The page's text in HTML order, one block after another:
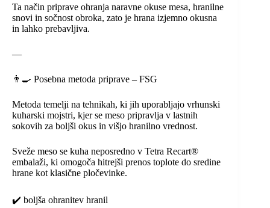
Ta način priprave ohranja naravne okuse mesa, hranilne
snovi in sočnost obroka, zato je hrana izjemno okusna
in lahko prebavljiva.
—
👨‍🍳 Posebna metoda priprave – FSG
Metoda temelji na tehnikah, ki jih uporabljajo vrhunski
kuharski mojstri, kjer se meso pripravlja v lastnih
sokovih za boljši okus in višjo hranilno vrednost.
Sveže meso se kuha neposredno v Tetra Recart®
embalaži, ki omogoča hitrejši prenos toplote do sredine
hrane kot klasične pločevinke.
✔️ boljša ohranitev hranil